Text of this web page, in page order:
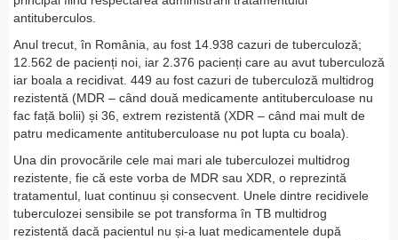
antituberculos.
Anul trecut, în România, au fost 14.938 cazuri de tuberculoză;
12.562 de pacienți noi, iar 2.376 pacienți care au avut tuberculoză
iar boala a recidivat. 449 au fost cazuri de tuberculoză multidrog
rezistentă (MDR – când două medicamente antituberculoase nu
fac față bolii) și 36, extrem rezistentă (XDR – când mai mult de
patru medicamente antituberculoase nu pot lupta cu boala).
Una din provocările cele mai mari ale tuberculozei multidrog
rezistente, fie că este vorba de MDR sau XDR, o reprezintă
tratamentul, luat continuu și consecvent. Unele dintre recidivele
tuberculozei sensibile se pot transforma în TB multidrog
rezistentă dacă pacientul nu și-a luat medicamentele după